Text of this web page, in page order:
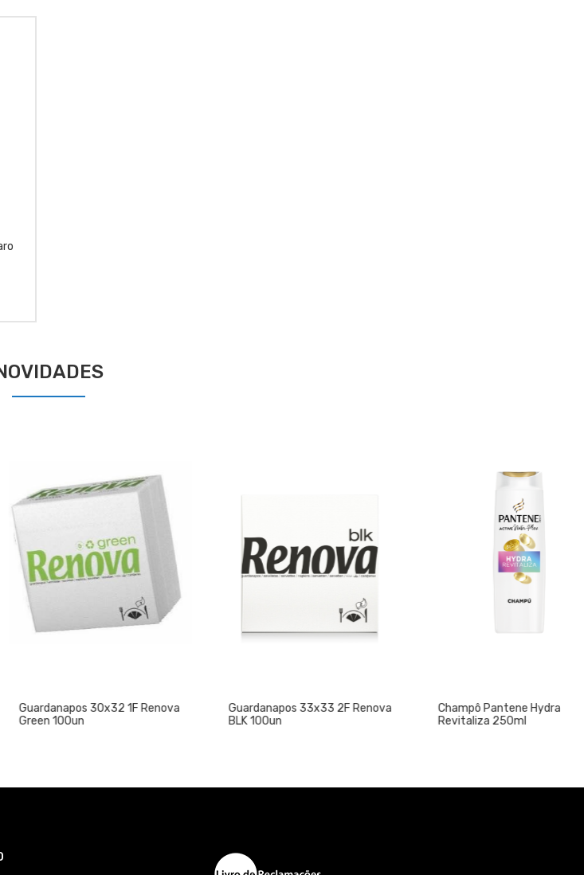
30x32 1F Renova
100un
Guardanapos 33x33 2F Renova
BLK 100un
Champô Pantene Hydra
Revitaliza 250ml